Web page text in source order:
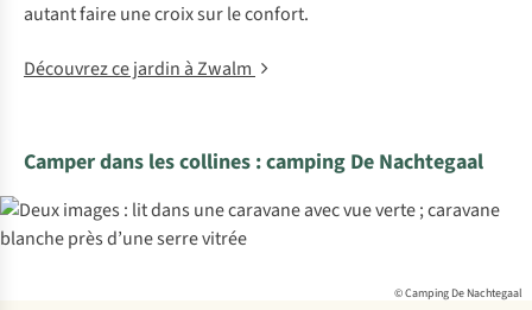
autant faire une croix sur le confort.
Découvrez ce jardin à Zwalm
Camper dans les collines : camping De Nachtegaal
© Camping De Nachtegaal